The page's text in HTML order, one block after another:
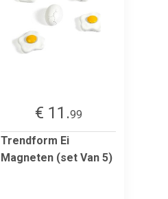
€ 11.99
Trendform Ei
Magneten (set Van 5)